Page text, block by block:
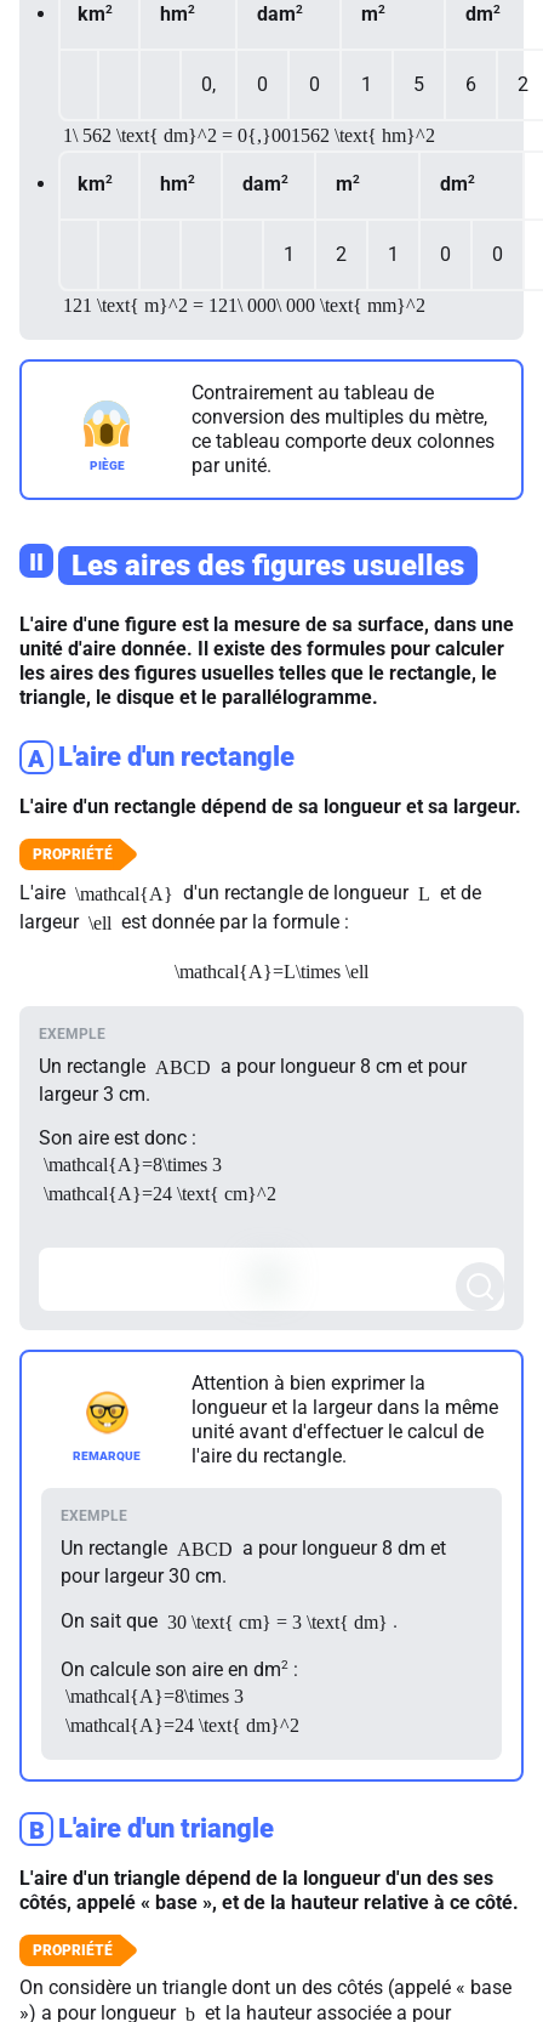
km2 hm2 dam2 m2 dm2
0, 0 0 1 5 6 2
1\ 562 \text{ dm}^2 = 0{,}001562 \text{ hm}^2
km2 hm2 dam2 m2 dm2
1 2 1 0 0
121 \text{ m}^2 = 121\ 000\ 000 \text{ mm}^2
Contrairement au tableau de
conversion des multiples du mètre,
ce tableau comporte deux colonnes
par unité.
II Les aires des figures usuelles
L'aire d'une figure est la mesure de sa surface, dans une
unité d'aire donnée. Il existe des formules pour calculer
les aires des figures usuelles telles que le rectangle, le
triangle, le disque et le parallélogramme.
A L'aire d'un rectangle
L'aire d'un rectangle dépend de sa longueur et sa largeur.
L'aire \mathcal{A} d'un rectangle de longueur L et de
largeur \ell est donnée par la formule :
\mathcal{A}=L\times \ell
Un rectangle ABCD a pour longueur 8 cm et pour
largeur 3 cm.
Son aire est donc :
\mathcal{A}=8\times 3
\mathcal{A}=24 \text{ cm}^2
Attention à bien exprimer la
longueur et la largeur dans la même
unité avant d'effectuer le calcul de
l'aire du rectangle.
Un rectangle ABCD a pour longueur 8 dm et
pour largeur 30 cm.
On sait que 30 \text{ cm} = 3 \text{ dm} .
On calcule son aire en dm2 :
\mathcal{A}=8\times 3
\mathcal{A}=24 \text{ dm}^2
B L'aire d'un triangle
L'aire d'un triangle dépend de la longueur d'un des ses
côtés, appelé « base », et de la hauteur relative à ce côté.
On considère un triangle dont un des côtés (appelé « base
») a pour longueur b et la hauteur associée a pour